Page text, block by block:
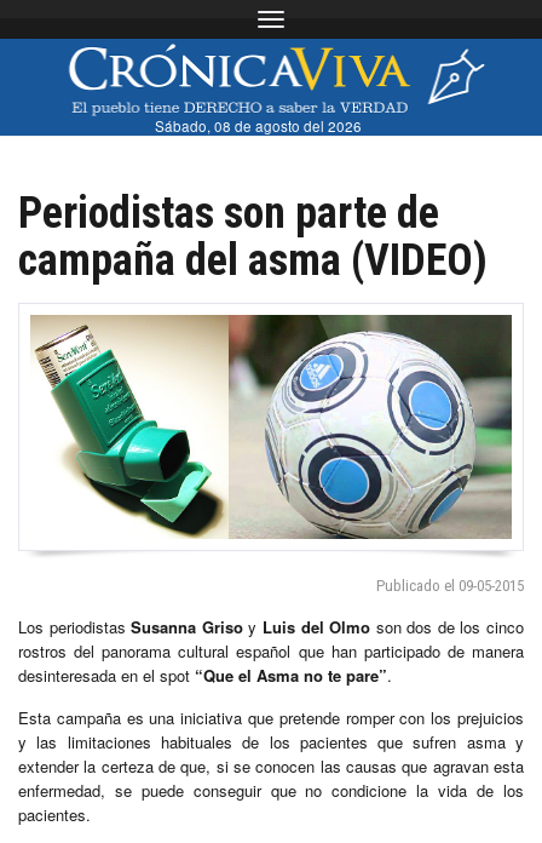
Toggle navigation
Sábado, 08 de agosto del 2026
Periodistas son parte de
campaña del asma (VIDEO)
Publicado el 09-05-2015
Los periodistasSusanna Grisoy Luis del Olmo son dos de los cinco
rostros del panorama cultural español que han participado de manera
desinteresada en el spot “Que el Asma no te pare”.
Esta campaña es una iniciativa que pretende romper con los prejuicios
y las limitaciones habituales de los pacientes que sufren asma y
extender la certeza de que, si se conocen las causas que agravan esta
enfermedad, se puede conseguir que no condicione la vida de los
pacientes.